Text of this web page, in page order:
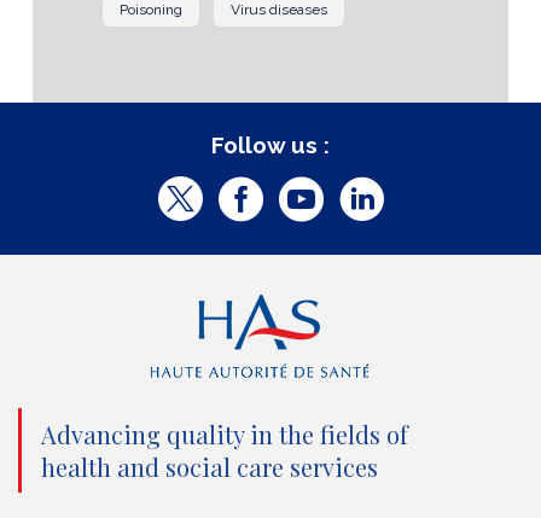
Poisoning Virus diseases
Follow us :
T
t
t
e
r
F
c
e
b
o
o
Y
u
b
e
L
d
Advancing quality in the fields of
health and social care services